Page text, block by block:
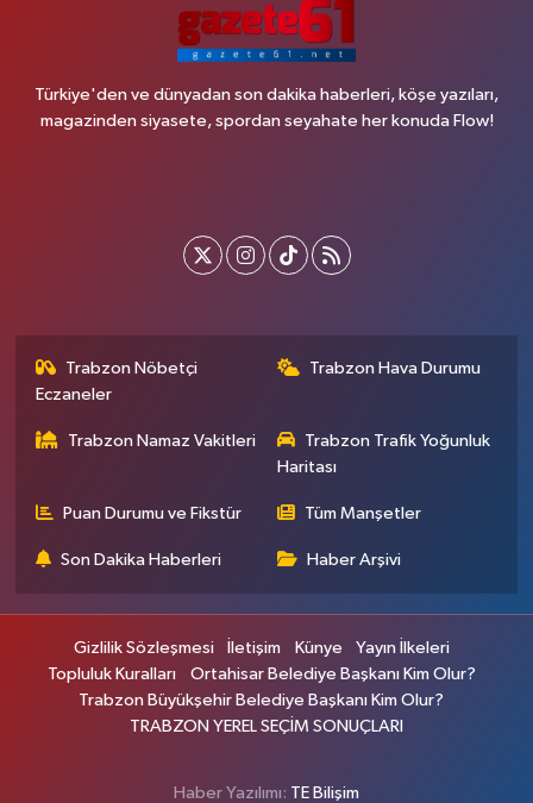
Türkiye'den ve dünyadan son dakika haberleri, köşe yazıları,
magazinden siyasete, spordan seyahate her konuda Flow!
Trabzon Nöbetçi
Eczaneler
Trabzon Hava Durumu
Trabzon Namaz Vakitleri
Trabzon Trafik Yoğunluk
Haritası
Puan Durumu ve Fikstür Tüm Manşetler
Son Dakika Haberleri Haber Arşivi
Gizlilik Sözleşmesi İletişim Künye
Yayın İlkeleri
Topluluk Kuralları
Ortahisar Belediye Başkanı Kim Olur?
Trabzon Büyükşehir Belediye Başkanı Kim Olur?
TRABZON YEREL SEÇİM SONUÇLARI
Haber Yazılımı: TE Bilişim